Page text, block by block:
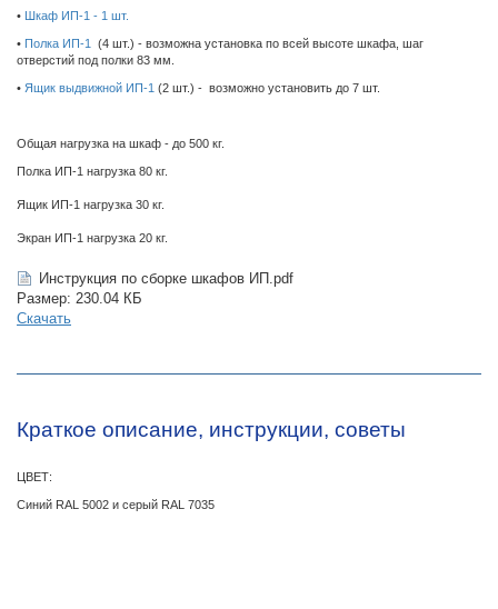
• Шкаф ИП-1 - 1 шт.
• Полка ИП-1
(4 шт.) - возможна установка по всей высоте шкафа, шаг
отверстий под полки 83 мм.
• Ящик выдвижной ИП-1 (2 шт.) - возможно установить до 7 шт.
Общая нагрузка на шкаф - до 500 кг.
Полка ИП-1 нагрузка 80 кг.
Ящик ИП-1 нагрузка 30 кг.
Экран ИП-1 нагрузка 20 кг.
Инструкция по сборке шкафов ИП.pdf
Размер: 230.04 КБ
Скачать
Краткое описание, инструкции, советы
ЦВЕТ:
Синий RAL 5002 и серый RAL 7035